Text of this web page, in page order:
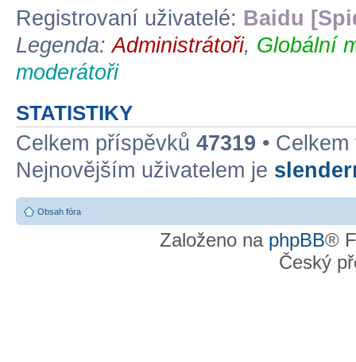
Registrovaní uživatelé: Baidu
Legenda:Administrátoři, Globální
moderátoři
STATISTIKY
Celkem příspěvků 47319 •
Nejnovějším uživatelem je
Obsah fóra
Založeno na phpBB®
Český